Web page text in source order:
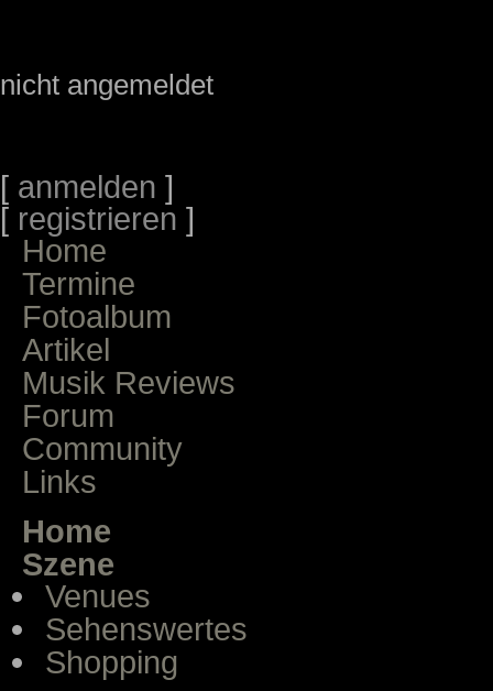
nicht angemeldet
[ anmelden ]
[ registrieren ]
Home
Termine
Fotoalbum
Artikel
Musik Reviews
Forum
Community
Links
Home
Szene
Venues
Sehenswertes
Shopping